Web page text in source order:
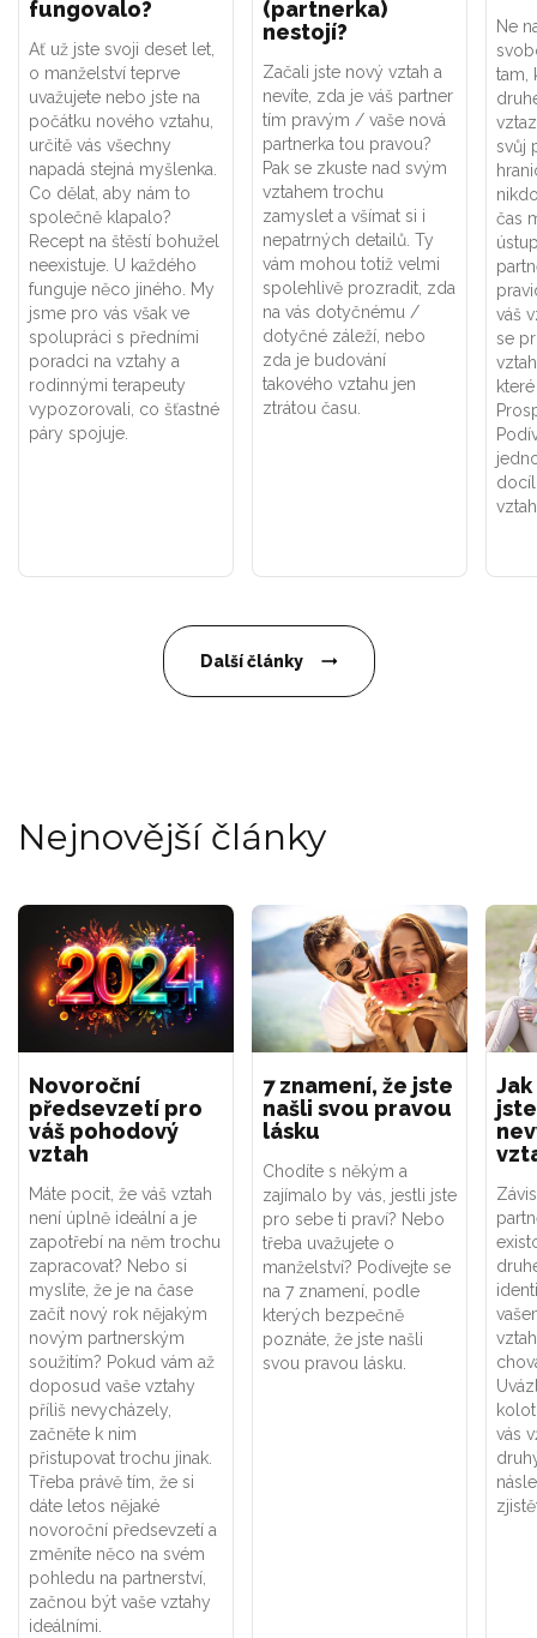
fungovalo?
Ať už jste svoji deset let,
o manželství teprve
uvažujete nebo jste na
počátku nového vztahu,
určitě vás všechny
napadá stejná myšlenka.
Co dělat, aby nám to
společně klapalo?
Recept na štěstí bohužel
neexistuje. U každého
funguje něco jiného. My
jsme pro vás však ve
spolupráci s předními
poradci na vztahy a
rodinnými terapeuty
vypozorovali, co šťastné
páry spojuje.
(partnerka)
nestojí?
Začali jste nový vztah a
nevíte, zda je váš partner
tím pravým / vaše nová
partnerka tou pravou?
Pak se zkuste nad svým
vztahem trochu
zamyslet a všímat si i
nepatrných detailů. Ty
vám mohou totiž velmi
spolehlivě prozradit, zda
na vás dotyčnému /
dotyčné záleží, nebo
zda je budování
takového vztahu jen
ztrátou času.
Ne
tam,
svůj
čas
váš
se
Další články
Nejnovější články
Novoroční
předsevzetí pro
váš pohodový
vztah
Máte pocit, že váš vztah
není úplně ideální a je
zapotřebí na něm trochu
zapracovat? Nebo si
myslíte, že je na čase
začít nový rok nějakým
novým partnerským
soužitím? Pokud vám až
doposud vaše vztahy
příliš nevycházely,
začněte k nim
přistupovat trochu jinak.
Třeba právě tím, že si
dáte letos nějaké
novoroční předsevzetí a
změníte něco na svém
pohledu na partnerství,
začnou být vaše vztahy
ideálními.
7 znamení, že jste
našli svou pravou
lásku
Chodíte s někým a
zajímalo by vás, jestli jste
pro sebe ti praví? Nebo
třeba uvažujete o
manželství? Podívejte se
na 7 znamení, podle
kterých bezpečně
poznáte, že jste našli
svou pravou lásku.
vás